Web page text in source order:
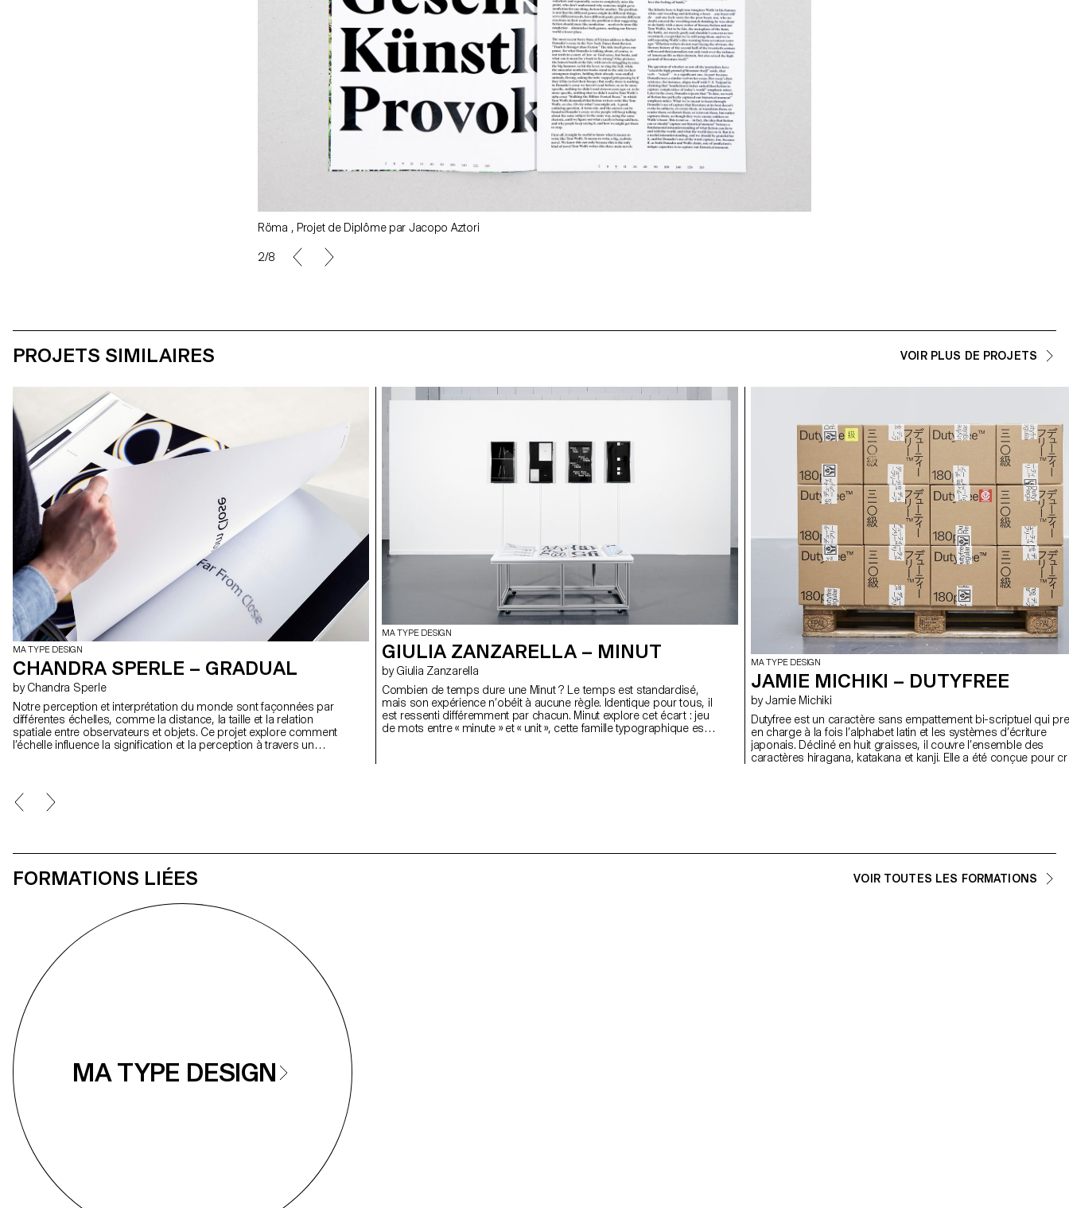
Röma , Projet de Diplôme par Jacopo Aztori
2/8
PROJETS SIMILAIRES VOIR PLUS DE PROJETS
MA TYPE DESIGN
CHANDRA SPERLE – GRADUAL
by Chandra Sperle
Notre perception et interprétation du monde sont façonnées par
différentes échelles, comme la distance, la taille et la relation
spatiale entre observateurs et objets. Ce projet explore comment
l’échelle influence la signification et la perception à travers un
d’Adrian Frutiger, en inversant leur échelle d’usage d’origine. En
collaboration avec l’artiste Pai Litzenberger et le duo de designers
MA TYPE DESIGN
GIULIA ZANZARELLA – MINUT
by Giulia Zanzarella
Combien de temps dure une Minut ? Le temps est standardisé,
mais son expérience n’obéit à aucune règle. Identique pour tous, il
est ressenti différemment par chacun. Minut explore cet écart : jeu
de mots entre « minute » et « unit », cette famille typographique est
MA TYPE DESIGN
JAMIE MICHIKI – DUTYFREE
by Jamie Michiki
Dutyfree est un caractère sans empattement bi-scriptuel qui
en charge à la fois l’alphabet latin et les systèmes d’écriture
japonais. Décliné en huit graisses, il couvre l’ensemble des
caractères hiragana, katakana et kanji. Elle a été conçue pour
FORMATIONS LIÉES VOIR TOUTES LES FORMATIONS
MA TYPE DESIGN